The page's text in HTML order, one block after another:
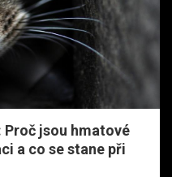
jsou hmatové
a co se stane při